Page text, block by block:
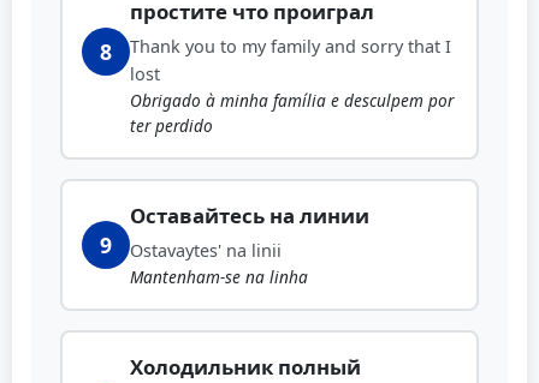
8
простите что проиграл
Thank you to my family and sorry that I
lost
Obrigado à minha família e desculpem por
ter perdido
9
Оставайтесь на линии
Ostavaytes' na linii
Mantenham-se na linha
Холодильник полный